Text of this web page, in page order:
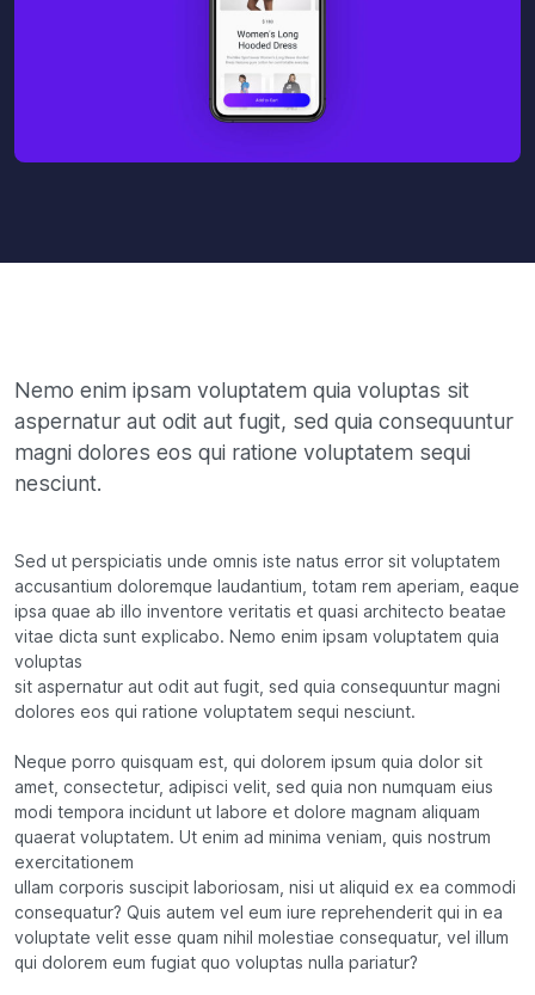
Nemo enim ipsam voluptatem quia voluptas sit
aspernatur aut odit aut fugit, sed quia consequuntur
magni dolores eos qui ratione voluptatem sequi
nesciunt.
Sed ut perspiciatis unde omnis iste natus error sit voluptatem
accusantium doloremque laudantium, totam rem aperiam, eaque
ipsa quae ab illo inventore veritatis et quasi architecto beatae
vitae dicta sunt explicabo. Nemo enim ipsam voluptatem quia
voluptas
sit aspernatur aut odit aut fugit, sed quia consequuntur magni
dolores eos qui ratione voluptatem sequi nesciunt.
Neque porro quisquam est, qui dolorem ipsum quia dolor sit
amet, consectetur, adipisci velit, sed quia non numquam eius
modi tempora incidunt ut labore et dolore magnam aliquam
quaerat voluptatem. Ut enim ad minima veniam, quis nostrum
exercitationem
ullam corporis suscipit laboriosam, nisi ut aliquid ex ea commodi
consequatur? Quis autem vel eum iure reprehenderit qui in ea
voluptate velit esse quam nihil molestiae consequatur, vel illum
qui dolorem eum fugiat quo voluptas nulla pariatur?